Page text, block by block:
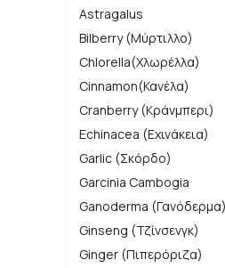
Astragalus
Bilberry (Μύρτιλλο)
Chlorella(Χλωρέλλα)
Cinnamon(Κανέλα)
Cranberry (Κράνμπερι)
Echinacea (Εχινάκεια)
Garlic (Σκόρδο)
Garcinia Cambogia
Ganoderma (Γανόδερμα)
Ginseng (Τζίνσενγκ)
Ginger (Πιπερόριζα)